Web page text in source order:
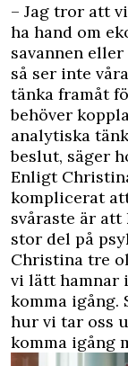
– Jag tror att
ha hand om
savannen
så ser inte
tänka framåt
behöver
analytiska
beslut, säger
Enligt
komplicerat
svåraste är
stor del på
Christina tre
vi lätt hamnar
komma igång.
hur vi tar oss
komma igång